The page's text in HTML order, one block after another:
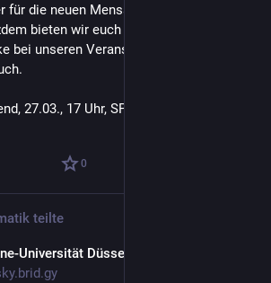
für die neuen Mensapreise investiert
bieten wir euch weiterhin kostenlose
bei unseren Veranstaltungen und freuen
27.03., 17 Uhr, SP-Saal
0
teilte
Universität Düsseldorf